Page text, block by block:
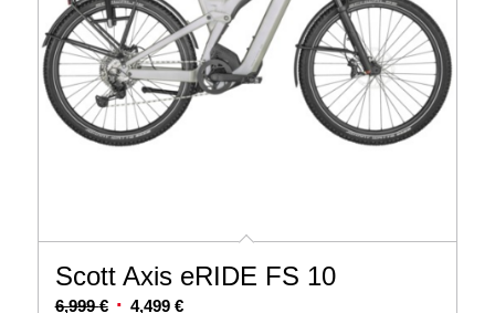
Scott Axis eRIDE FS 10
6,999€ Ursprünglicher
4,499 €Aktueller